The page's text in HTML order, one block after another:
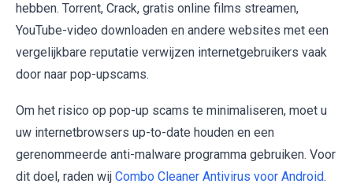
hebben. Torrent, Crack, gratis online films streamen,
YouTube-video downloaden en andere websites met een
vergelijkbare reputatie verwijzen internetgebruikers vaak
door naar pop-upscams.
Om het risico op pop-up scams te minimaliseren, moet u
uw internetbrowsers up-to-date houden en een
gerenommeerde anti-malware programma gebruiken. Voor
dit doel, raden wij Combo Cleaner Antivirus voor Android.